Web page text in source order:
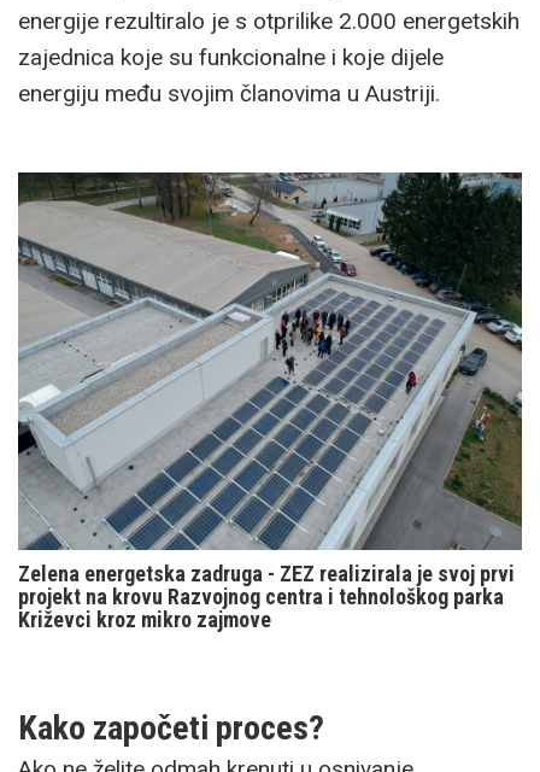
energije rezultiralo je s otprilike 2.000 energetskih
zajednica koje su funkcionalne i koje dijele
energiju među svojim članovima u Austriji.
Zelena energetska zadruga - ZEZ realizirala je svoj prvi
projekt na krovu Razvojnog centra i tehnološkog parka
Križevci kroz mikro zajmove
Kako započeti proces?